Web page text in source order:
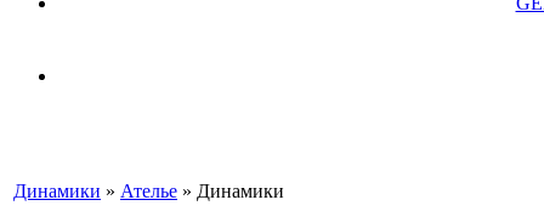
Динамики » Ателье » Динамики